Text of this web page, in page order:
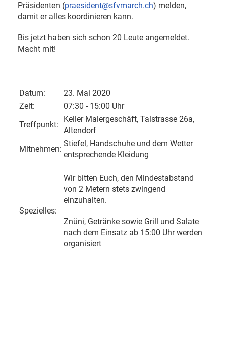
Präsidenten (praesident@sfvmarch.ch) melden,
damit er alles koordinieren kann.
Bis jetzt haben sich schon 20 Leute angemeldet.
Macht mit!
Datum:
23. Mai 2020
Zeit:
07:30 - 15:00 Uhr
Treffpunkt:
Keller Malergeschäft, Talstrasse 26a,
Altendorf
Mitnehmen:
Stiefel, Handschuhe und dem Wetter
entsprechende Kleidung
Spezielles:
Wir bitten Euch, den Mindestabstand
von 2 Metern stets zwingend
einzuhalten.
Znüni, Getränke sowie Grill und Salate
nach dem Einsatz ab 15:00 Uhr werden
organisiert